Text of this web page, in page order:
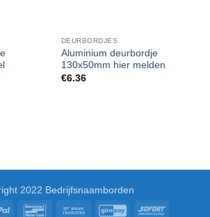
DEURBORDJES
Aluminium deurbordje
130x50mm hier melden
€6.36
2022 Bedrijfsnaamborden
PayPal BancontactBank GiroPay Sofort